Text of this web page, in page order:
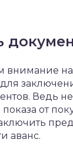
внимание
Ведь
от
аванс.